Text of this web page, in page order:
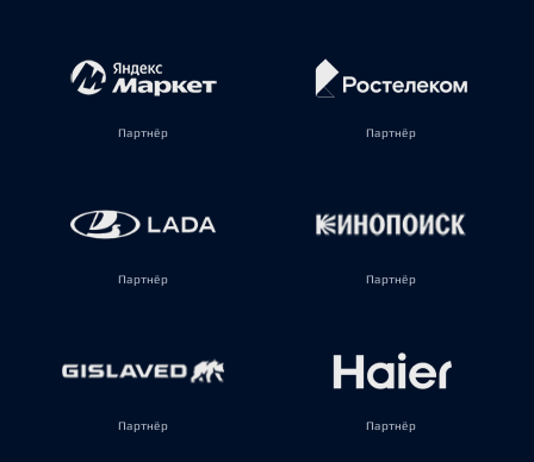
Партнёр Партнёр
Партнёр Партнёр
Партнёр Партнёр